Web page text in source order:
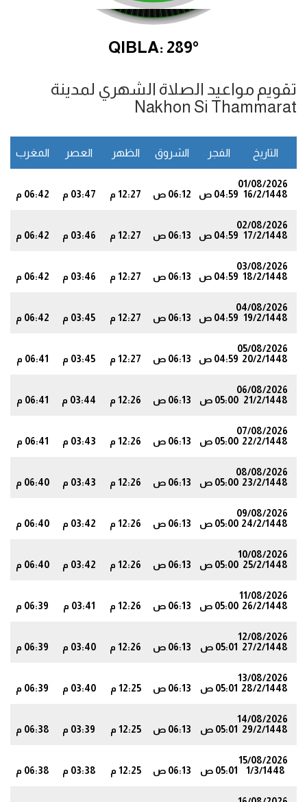
QIBLA: 289°
تقويم مواعيد الصلاة الشهري لمدينة
Nakhon Si Thammarat
التاريخ الفجر الشروق الظهر العصر المغرب
01/08/2026
16/2/1448 04:59 ص 06:12 ص 12:27 م 03:47 م 06:42 م
02/08/2026
17/2/1448 04:59 ص 06:13 ص 12:27 م 03:46 م 06:42 م
03/08/2026
18/2/1448 04:59 ص 06:13 ص 12:27 م 03:46 م 06:42 م
04/08/2026
19/2/1448 04:59 ص 06:13 ص 12:27 م 03:45 م 06:42 م
05/08/2026
20/2/1448 04:59 ص 06:13 ص 12:27 م 03:45 م 06:41 م
06/08/2026
21/2/1448 05:00 ص 06:13 ص 12:26 م 03:44 م 06:41 م
07/08/2026
22/2/1448 05:00 ص 06:13 ص 12:26 م 03:43 م 06:41 م
08/08/2026
23/2/1448 05:00 ص 06:13 ص 12:26 م 03:43 م 06:40 م
09/08/2026
24/2/1448 05:00 ص 06:13 ص 12:26 م 03:42 م 06:40 م
10/08/2026
25/2/1448 05:00 ص 06:13 ص 12:26 م 03:42 م 06:40 م
11/08/2026
26/2/1448 05:00 ص 06:13 ص 12:26 م 03:41 م 06:39 م
12/08/2026
27/2/1448
05:01 ص 06:13 ص 12:26 م 03:40 م 06:39 م
13/08/2026
28/2/1448 05:01 ص 06:13 ص 12:25 م 03:40 م 06:39 م
14/08/2026
29/2/1448
05:01 ص 06:13 ص 12:25 م 03:39 م 06:38 م
15/08/2026
1/3/1448
05:01 ص 06:13 ص 12:25 م 03:38 م 06:38 م